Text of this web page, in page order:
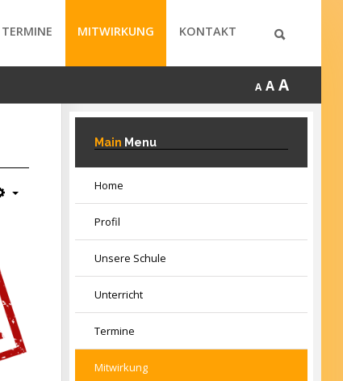
TERMINE MITWIRKUNG KONTAKT
A A A
Main Menu
Home
Profil
Unsere Schule
Unterricht
Termine
Mitwirkung